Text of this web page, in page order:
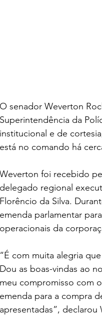
O senador Weverton
Superintendência da
institucional e de
está no comando há
Weverton foi recebido
delegado regional
Florêncio da Silva.
emenda parlamentar
operacionais da
“É com muita alegria
Dou as boas-vindas ao
meu compromisso com
emenda para a compra
apresentadas”, declarou